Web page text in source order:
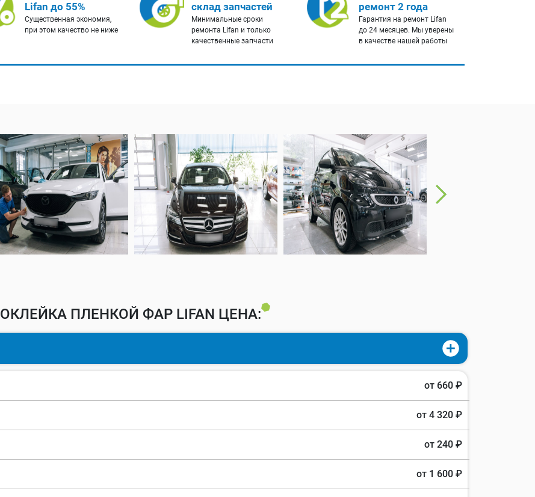
Lifan до 55%
Существенная экономия,
при этом качество не ниже
склад запчастей
Минимальные сроки
ремонта Lifan и только
качественные запчасти
ремонт 2 года
Гарантия на ремонт Lifan
до 24 месяцев. Мы уверены
в качестве нашей работы
ОКЛЕЙКА ПЛЕНКОЙ ФАР LIFAN ЦЕНА:
от 660 ₽
от 4 320 ₽
от 240 ₽
от 1 600 ₽